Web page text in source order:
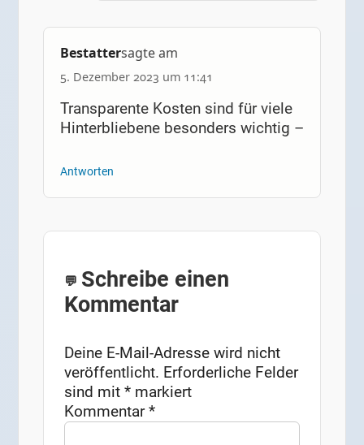
Bestattersagte am
5. Dezember 2023 um 11:41
Transparente Kosten sind für viele
Hinterbliebene besonders wichtig –
Antworten
Schreibe einen
Kommentar
Deine E-Mail-Adresse wird nicht
veröffentlicht. Erforderliche Felder
sind mit* markiert
Kommentar*